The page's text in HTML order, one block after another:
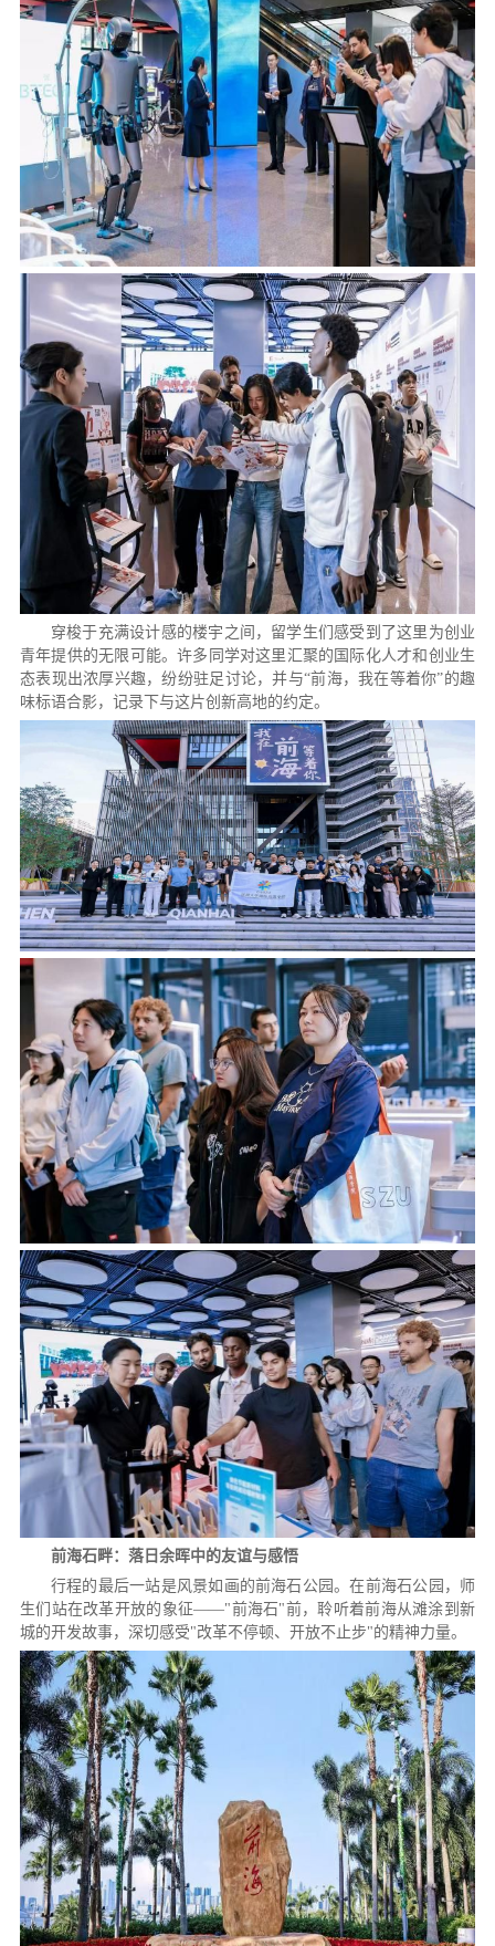
穿梭于充满设计感的楼宇之间，留学生们感受到了这里为创业
青年提供的无限可能。许多同学对这里汇聚的国际化人才和创业生
态表现出浓厚兴趣，纷纷驻足讨论，并与“前海，我在等着你”的趣
味标语合影，记录下与这片创新高地的约定。
前海石畔：落日余晖中的友谊与感悟
行程的最后一站是风景如画的前海石公园。在前海石公园，师
生们站在改革开放的象征——"前海石"前，聆听着前海从滩涂到新
城的开发故事，深切感受"改革不停顿、开放不止步"的精神力量。